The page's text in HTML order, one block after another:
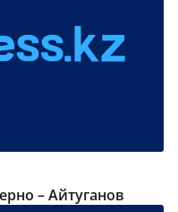
– Айтуганов